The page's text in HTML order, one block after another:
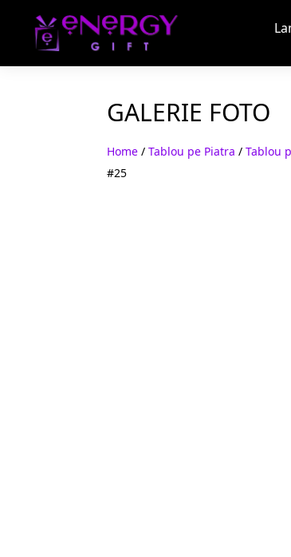
GALERIE FOTO
Home /Tablou pe Piatra /Tablou
#25